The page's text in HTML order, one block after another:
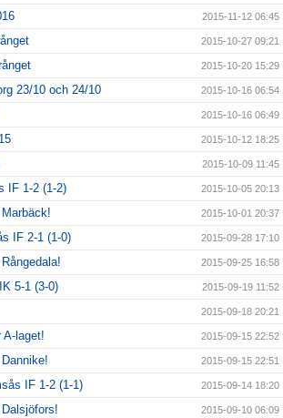
2015-11-12 06:45
2015-10-27 09:21
2015-10-20 15:29
23/10 och 24/10 2015-10-16 06:54
2015-10-16 06:49
2015-10-12 18:25
2015-10-09 11:45
IF 1-2 (1-2) 2015-10-05 20:13
2015-10-01 20:37
IF 2-1 (1-0) 2015-09-28 17:10
2015-09-25 16:58
5-1 (3-0) 2015-09-19 11:52
2015-09-18 20:21
A-laget! 2015-09-15 22:52
2015-09-15 22:51
IF 1-2 (1-1) 2015-09-14 18:20
2015-09-10 06:09